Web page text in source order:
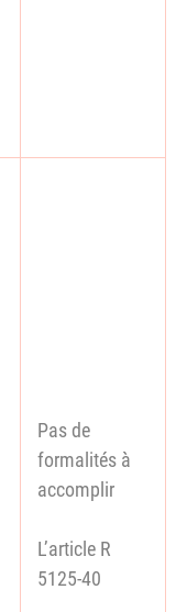
Pas de
formalités à
accomplir
L’article R
5125-40